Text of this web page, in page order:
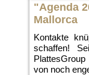
"Agenda
Mallorca
Kontakte
schaffen!
von noch